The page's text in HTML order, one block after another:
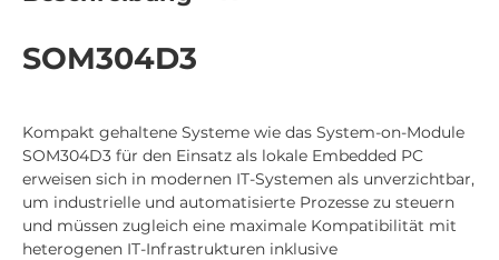
SOM304D3
Kompakt gehaltene Systeme wie das System-on-Module
SOM304D3 für den Einsatz als lokale Embedded PC
erweisen sich in modernen IT-Systemen als unverzichtbar,
um industrielle und automatisierte Prozesse zu steuern
und müssen zugleich eine maximale Kompatibilität mit
heterogenen IT-Infrastrukturen inklusive